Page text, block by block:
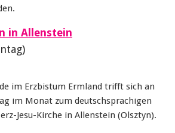
in Allenstein
im Erzbistum Ermland trifft sich an
im Monat zum deutschsprachigen
Jesu-Kirche in Allenstein (Olsztyn).